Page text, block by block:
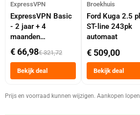
ExpressVPN
ExpressVPN Basic
- 2 jaar + 4
maanden
abonnement
€ 66,98€ 321,72
Bekijk deal
Broekhuis
Ford Kuga 2.5
ST-line 243pk
automaat
€ 509,00
Bekijk deal
Prijs en voorraad kunnen wijzigen. Aankopen